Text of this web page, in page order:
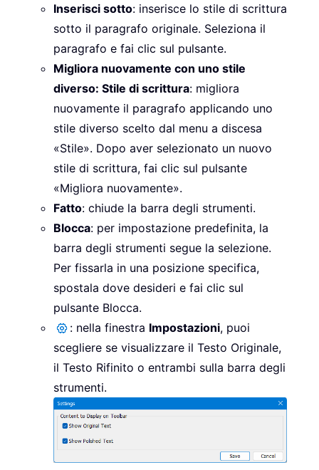
Inserisci sotto: inserisce lo stile di scrittura
sotto il paragrafo originale. Seleziona il
paragrafo e fai clic sul pulsante.
Migliora nuovamente con uno stile
diverso: Stile di scrittura: migliora
nuovamente il paragrafo applicando uno
stile diverso scelto dal menu a discesa
«Stile». Dopo aver selezionato un nuovo
stile di scrittura, fai clic sul pulsante
«Migliora nuovamente».
Fatto: chiude la barra degli strumenti.
Blocca: per impostazione predefinita, la
barra degli strumenti segue la selezione.
Per fissarla in una posizione specifica,
spostala dove desideri e fai clic sul
pulsante Blocca.
: nella finestra Impostazioni, puoi
scegliere se visualizzare il Testo Originale,
il Testo Rifinito o entrambi sulla barra degli
strumenti.